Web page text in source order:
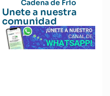
Cadena de Frio
Unete a nuestra
comunidad